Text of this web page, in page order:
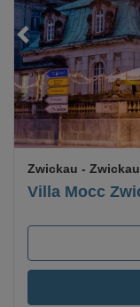
Villa Mocc
Zwickau - Zwickau